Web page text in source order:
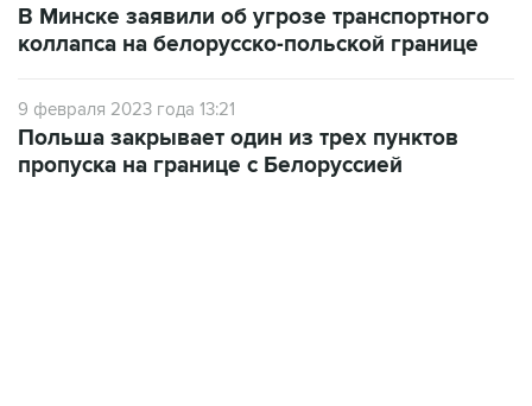
В Минске заявили об угрозе транспортного
коллапса на белорусско-польской границе
9 февраля 2023 года 13:21
Польша закрывает один из трех пунктов
пропуска на границе с Белоруссией